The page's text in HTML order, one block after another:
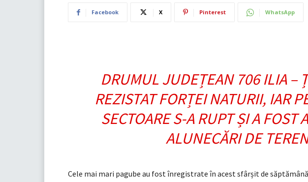
Facebook X Pinterest WhatsApp
DRUMUL JUDEȚEAN 706 ILIA –
REZISTAT FORȚEI NATURII, IAR
SECTOARE S-A RUPT ȘI A FOST
ALUNECĂRI DE
Cele mai mari pagube au fost înregistrate în acest sfârșit de